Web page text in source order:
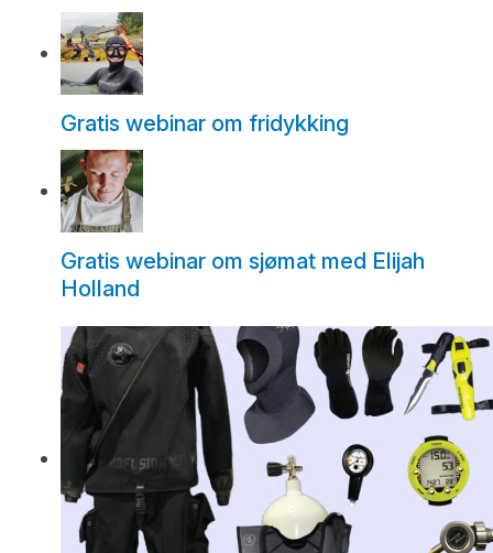
Gratis webinar om fridykking
Gratis webinar om sjømat med Elijah
Holland